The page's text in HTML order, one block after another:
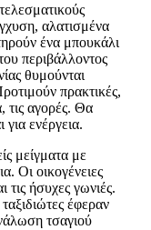
αλατισμένα
ένα μπουκάλι
περιβάλλοντος
θυμούνται
πρακτικές,
τις αγορές. Θα
ενέργεια.
μείγματα με
Οι οικογένειες
τις ήσυχες γωνιές.
έφεραν
τσαγιού